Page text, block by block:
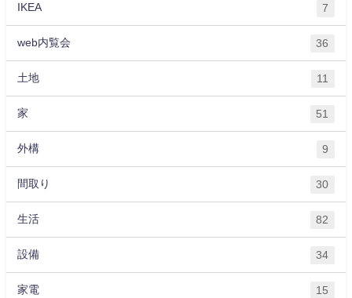
IKEA 7
web内覧会 36
土地 11
家 51
外構 9
間取り 30
生活 82
設備 34
家電 15